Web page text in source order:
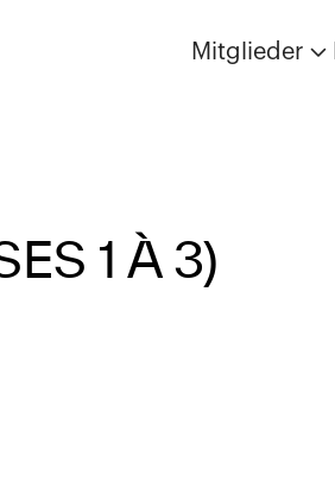
Mitglieder
1 À 3)